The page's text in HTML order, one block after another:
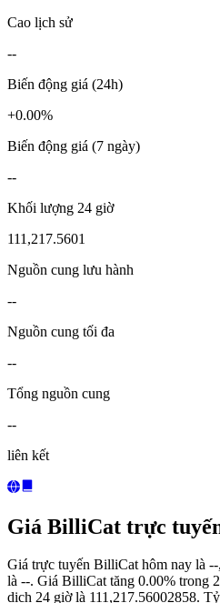
Cao lịch sử
--
Biến động giá (24h)
+0.00%
Biến động giá (7 ngày)
--
Khối lượng 24 giờ
111,217.5601
Nguồn cung lưu hành
--
Nguồn cung tối đa
--
Tổng nguồn cung
--
liên kết
Giá BilliCat trực
Giá trực tuyến BilliCat hôm nay là
là --. Giá BilliCat tăng 0.00% trong
dịch 24 giờ là 111,217.56002858.